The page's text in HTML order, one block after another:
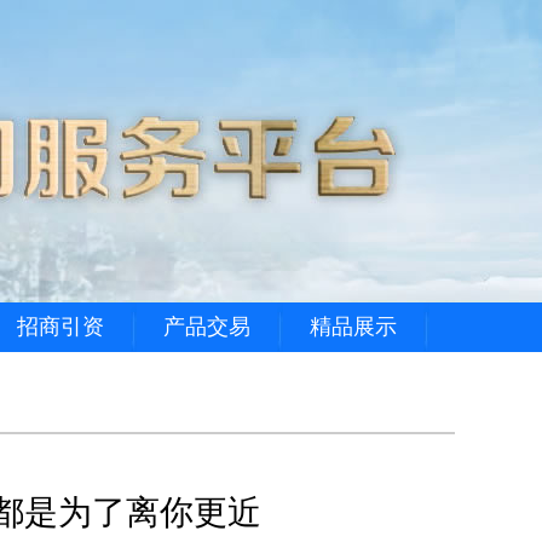
招商引资 产品交易 精品展示
是为了离你更近